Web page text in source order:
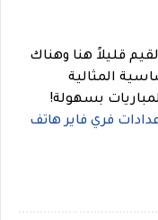
قليلاً هنا وهناك
المثالية
بسهولة!
فري فاير هاتف